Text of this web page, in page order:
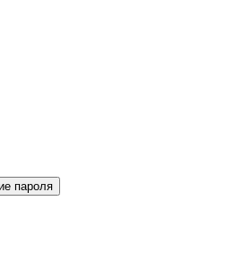
пароля